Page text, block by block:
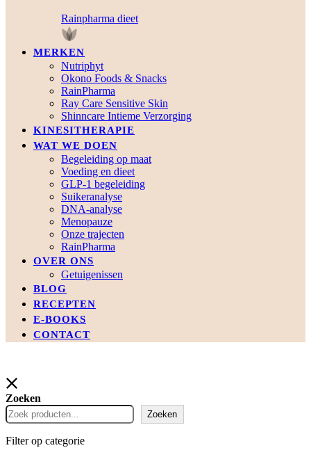
Rainpharma dieet
MERKEN
Nutriphyt
Okono Foods & Snacks
RainPharma
Ray Care Sensitive Skin
Shinncare Intieme Verzorging
KINESITHERAPIE
WAT WE DOEN
Begeleiding op maat
Voeding en dieet
GLP-1 begeleiding
Suikeranalyse
DNA-analyse
Menopauze
Onze trajecten
RainPharma
OVER ONS
Getuigenissen
BLOG
RECEPTEN
E-BOOKS
CONTACT
Zoeken
Zoeken
Filter op categorie